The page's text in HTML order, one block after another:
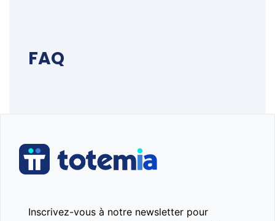
FAQ
Inscrivez-vous à notre newsletter pour